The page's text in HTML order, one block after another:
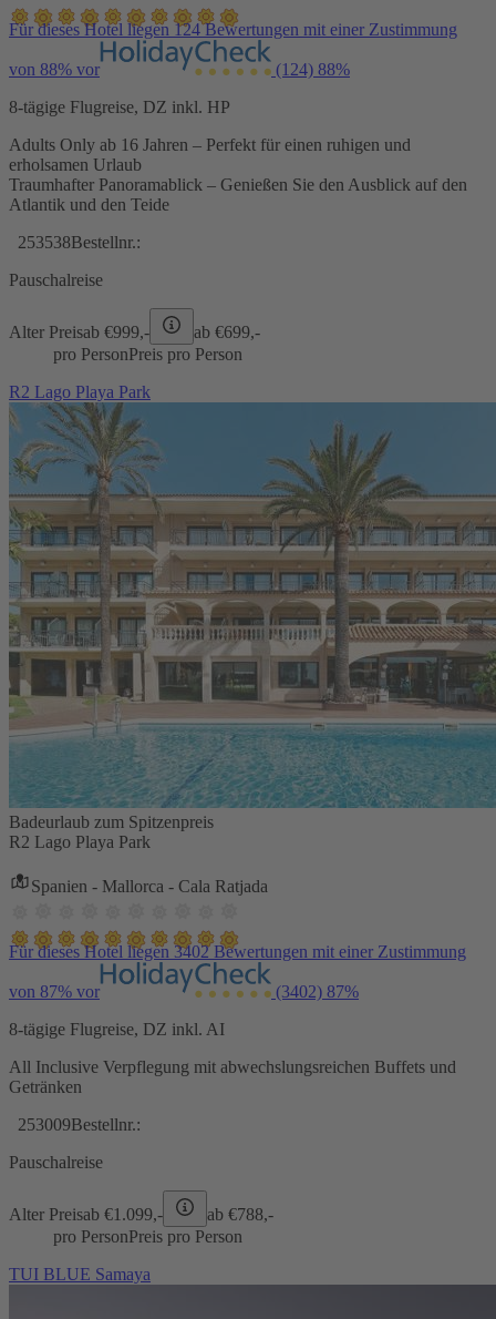
Für dieses Hotel liegen 124 Bewertungen mit einer Zustimmung
von 88% vor (124) 88%
8-tägige Flugreise, DZ inkl. HP
Adults Only ab 16 Jahren – Perfekt für einen ruhigen und
erholsamen Urlaub
Traumhafter Panoramablick – Genießen Sie den Ausblick auf den
Atlantik und den Teide
253538Bestellnr.:
Pauschalreise
Alter Preisab €999,- ab €699,-
pro PersonPreis pro Person
R2 Lago Playa Park
Badeurlaub zum Spitzenpreis
R2 Lago Playa Park
Spanien - Mallorca - Cala Ratjada
Für dieses Hotel liegen 3402 Bewertungen mit einer Zustimmung
von 87% vor (3402) 87%
8-tägige Flugreise, DZ inkl. AI
All Inclusive Verpflegung mit abwechslungsreichen Buffets und
Getränken
253009Bestellnr.:
Pauschalreise
Alter Preisab €1.099,- ab €788,-
pro PersonPreis pro Person
TUI BLUE Samaya